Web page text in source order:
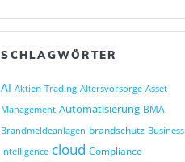
SCHLAGWÖRTER
AI Aktien-Trading Altersvorsorge Asset-
Management Automatisierung BMA
Brandmeldeanlagen brandschutz Business
Intelligence cloud Compliance